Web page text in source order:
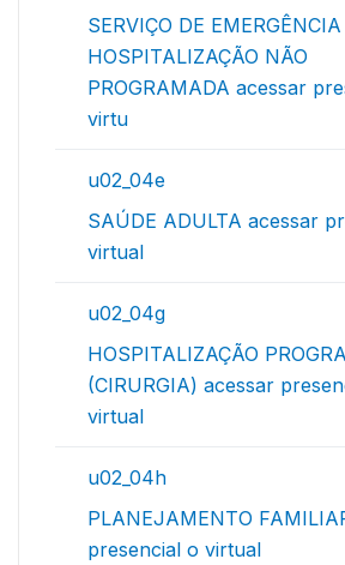
SERVIÇO DE
HOSPITALIZAÇÃO NÃO
PROGRAMADA acessar
virtu
u02_04e
SAÚDE ADULTA acessar
virtual
u02_04g
HOSPITALIZAÇÃO
(CIRURGIA) acessar
virtual
u02_04h
PLANEJAMENTO
presencial o virtual